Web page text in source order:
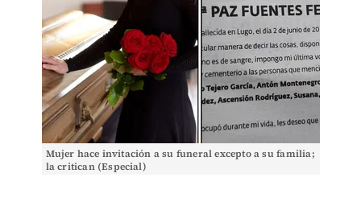
Mujer hace invitación a su funeral excepto a su familia;
la critican (Especial)